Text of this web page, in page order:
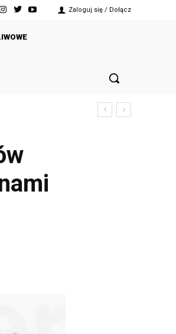
Zaloguj się / Dołącz